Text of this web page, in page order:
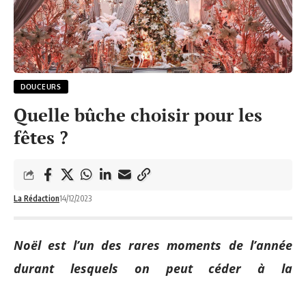
DOUCEURS
Quelle bûche choisir pour les
fêtes ?
La Rédaction14/12/2023
Noël est l’un des rares moments de l’année
durant lesquels on peut céder à la